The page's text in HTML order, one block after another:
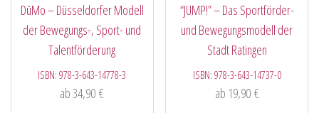
DüMo – Düsseldorfer Modell
der Bewegungs-, Sport- und
Talentförderung
ISBN:978-3-643-14778-3
ab34,90€
“JUMP!” – Das Sportförder-
und Bewegungsmodell der
Stadt Ratingen
ISBN: 978-3-643-14737-0
ab 19,90 €